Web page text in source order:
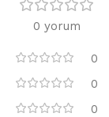
0 yorum
0
0
0